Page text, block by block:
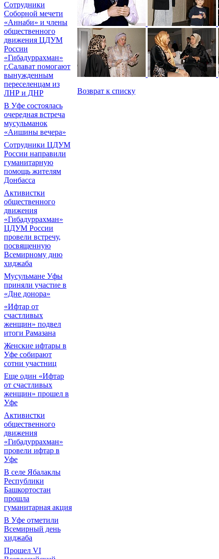
Сотрудники
Соборной мечети
«Аннаби» и члены
общественного
движения ЦДУМ
России
«Гибадуррахман»
г.Салават помогают
вынужденным
переселенцам из
ЛНР и ДНР
В Уфе состоялась
очередная встреча
мусульманок
«Аишины вечера»
Сотрудники ЦДУМ
России направили
гуманитарную
помощь жителям
Донбасса
Активистки
общественного
движения
«Гибадуррахман»
ЦДУМ России
провели встречу,
посвященную
Всемирному дню
хиджаба
Мусульмане Уфы
приняли участие в
«Дне донора»
«Ифтар от
счастливых
женщин» подвел
итоги Рамазана
Женские ифтары в
Уфе собирают
сотни участниц
Еще один «Ифтар
от счастливых
женщин» прошел в
Уфе
Активистки
общественного
движения
«Гибадуррахман»
провели ифтар в
Уфе
В селе Ябалаклы
Республики
Башкортостан
прошла
гуманитарная акция
В Уфе отметили
Всемирный день
хиджаба
Прошел VI
Возврат к списку